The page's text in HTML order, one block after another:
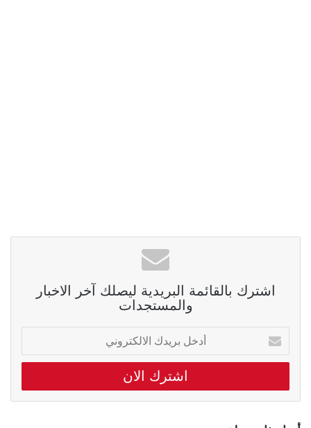
اشترك بالقائمة البريدية ليصلك آخر الاخبار
والمستجدات
أدخل
بريدك
الالكتروني